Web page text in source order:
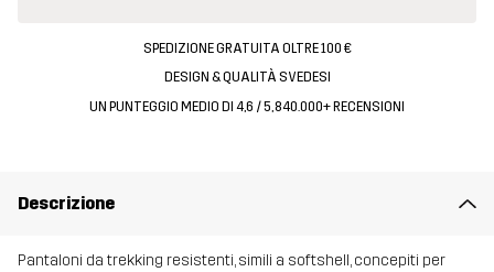
SPEDIZIONE GRATUITA OLTRE 100 €
DESIGN & QUALITÀ SVEDESI
UN PUNTEGGIO MEDIO DI 4,6 / 5, 840.000+ RECENSIONI
Descrizione
Pantaloni da trekking resistenti, simili a softshell, concepiti per